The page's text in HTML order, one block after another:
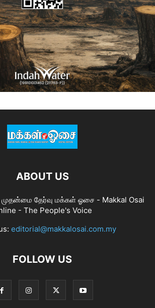
ABOUT US
தேர்வு மக்கள் ஓசை - Makkal Osai
- The People's Voice
editorial@makkalosai.com.my
FOLLOW US